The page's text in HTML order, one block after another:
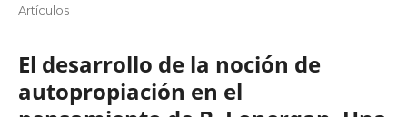
Artículos
El desarrollo de la noción de
autopropiación en el